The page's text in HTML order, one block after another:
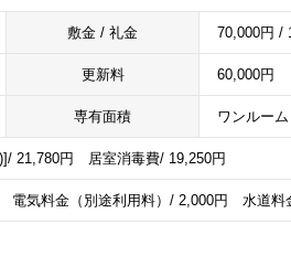
敷金 / 礼金 70,000円 /
更新料 60,000円
専有面積 ワンルー
21,780円 居室消毒費/ 19,250円
電気料金（別途利用料）/ 2,000円 水道料